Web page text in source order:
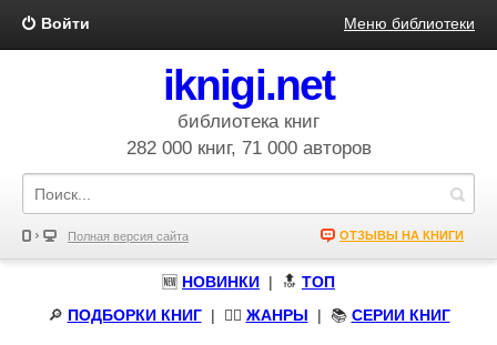
Войти Меню библиотеки
iknigi.net
библиотека книг
282 000 книг, 71 000 авторов
Полная версия сайта ОТЗЫВЫ НА КНИГИ
🆕 НОВИНКИ | 🔝 ТОП
🔎 ПОДБОРКИ КНИГ| 🧝‍♀️ ЖАНРЫ | 📚 СЕРИИ КНИГ